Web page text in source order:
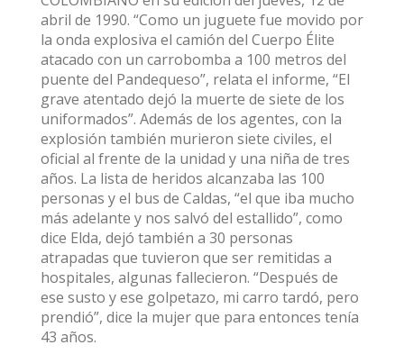
abril de 1990. “Como un juguete fue movido por
la onda explosiva el camión del Cuerpo Élite
atacado con un carrobomba a 100 metros del
puente del Pandequeso”, relata el informe, “El
grave atentado dejó la muerte de siete de los
uniformados”. Además de los agentes, con la
explosión también murieron siete civiles, el
oficial al frente de la unidad y una niña de tres
años. La lista de heridos alcanzaba las 100
personas y el bus de Caldas, “el que iba mucho
más adelante y nos salvó del estallido”, como
dice Elda, dejó también a 30 personas
atrapadas que tuvieron que ser remitidas a
hospitales, algunas fallecieron. “Después de
ese susto y ese golpetazo, mi carro tardó, pero
prendió”, dice la mujer que para entonces tenía
43 años.